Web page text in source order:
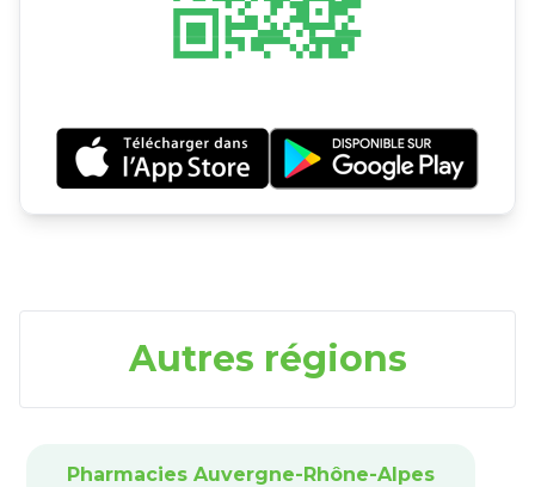
Autres régions
Pharmacies Auvergne-Rhône-Alpes